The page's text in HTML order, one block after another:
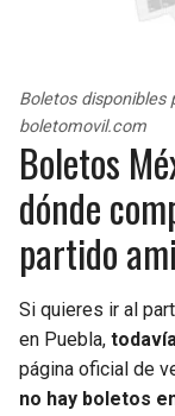
Boletos disponibles
boletomovil.com
Boletos
dónde
partido
Si quieres ir al
en Puebla,
página oficial de
no hay boletos